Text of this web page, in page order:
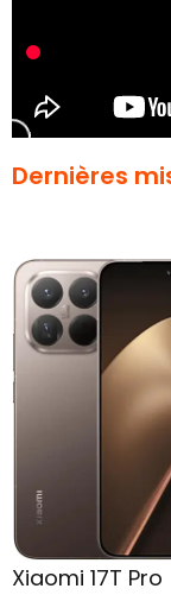
Dernières
Xiaomi 17T Pro